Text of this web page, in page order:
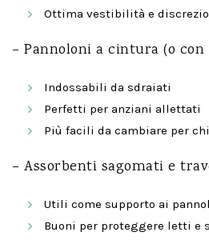
Ottima vestibilità e
– Pannoloni a cintura (o
Indossabili da sdraiati
Perfetti per anziani allettati
Più facili da cambiare per
– Assorbenti sagomati e
Utili come supporto ai
Buoni per proteggere letti e